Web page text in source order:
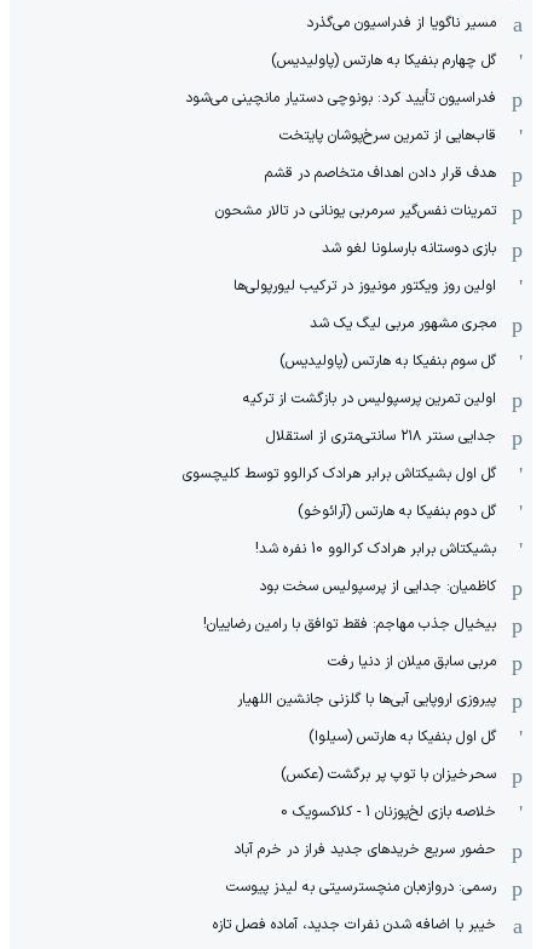
مسیر ناگویا از فدراسیون می‌گذرد
گل چهارم بنفیکا به هارتس (پاولیدیس)
فدراسیون تأیید کرد: بونوچی دستیار مانچینی می‌شود
قاب‌هایی از تمرین سرخ‌پوشان پایتخت
هدف قرار دادن اهداف متخاصم در قشم
‏تمرینات نفس‌گیر سرمربی یونانی در تالار مشحون
بازی دوستانه بارسلونا لغو شد
اولین روز ویکتور مونیوز در ترکیب لیورپولی‌ها
مجری مشهور مربی لیگ یک شد
گل سوم بنفیکا به هارتس (پاولیدیس)
اولین تمرین پرسپولیس در بازگشت از ترکیه
جدایی سنتر ۲۱۸ سانتی‌متری از استقلال
گل اول بشیکتاش برابر هرادک کرالوو توسط کلیچسوی
گل دوم بنفیکا به هارتس (آرائوخو)
بشیکتاش برابر هرادک کرالوو 10 نفره شد!
کاظمیان: جدایی از پرسپولیس سخت بود
بیخیال جذب مهاجم: فقط توافق با رامین رضاییان!
مربی سابق میلان از دنیا رفت
پیروزی اروپایی آبی‌ها با گلزنی جانشین اللهیار
گل اول بنفیکا به هارتس (سیلوا)
سحرخیزان با توپ پر برگشت (عکس)
خلاصه بازی لخ‌پوزنان 1 - کلاکسویک 0
حضور سریع خریدهای جدید فراز در خرم آباد
رسمی: دروازه‌بان منچسترسیتی به لیدز پیوست
خیبر با اضافه شدن نفرات جدید، آماده فصل تازه